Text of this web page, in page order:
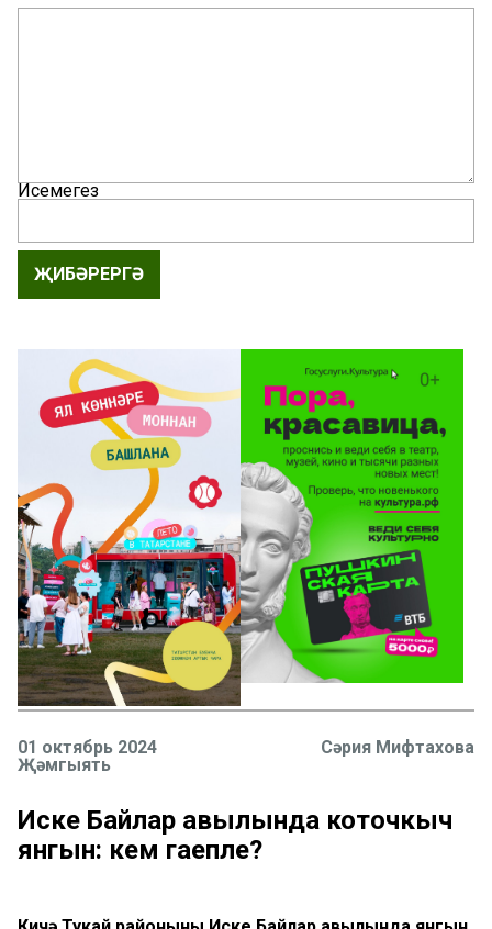
Исемегез
ҖИБӘРЕРГӘ
01 октябрь 2024
Җәмгыять
Сәрия Мифтахова
Иске Байлар авылында коточкыч
янгын: кем гаепле?